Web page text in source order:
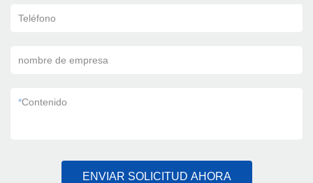
Teléfono
nombre de empresa
*Contenido
ENVIAR SOLICITUD AHORA